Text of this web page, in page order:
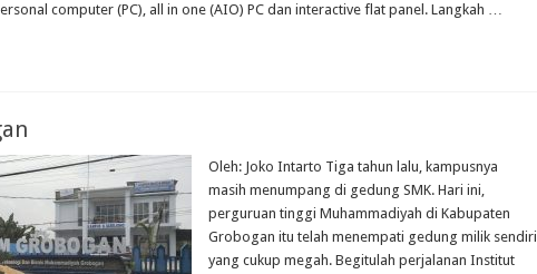
computer (PC), all in one (AIO) PC dan interactive flat panel. Langkah …
Oleh: Joko Intarto Tiga tahun lalu, kampusnya
masih menumpang di gedung SMK. Hari ini,
perguruan tinggi Muhammadiyah di Kabupaten
Grobogan itu telah menempati gedung milik sendiri
yang cukup megah. Begitulah perjalanan Institut